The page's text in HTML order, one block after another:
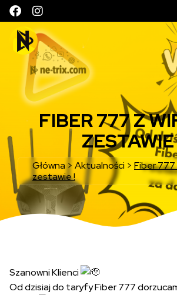
FIBER 777 Z
ZESTAWIE
Główna > Aktualności > Fiber 777
zestawie !
Szanowni Klienci
Od dzisiaj do taryfy Fiber 777